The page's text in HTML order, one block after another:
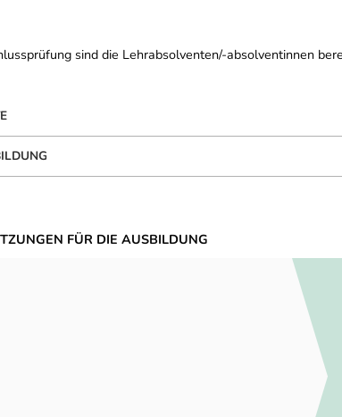
sind die Lehrabsolventen/-absolventinnen
FÜR DIE AUSBILDUNG